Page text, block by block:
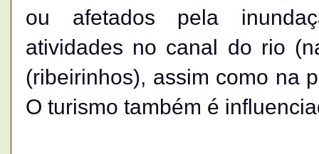
ou afetados pela
atividades no canal do rio
(ribeirinhos), assim como na
O turismo também é